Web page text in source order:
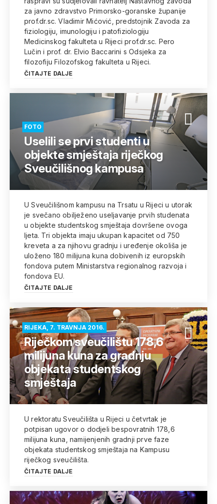
za javno zdravstvo Primorsko-goranske županije
prof.dr.sc. Vladimir Mićović, predstojnik Zavoda za
fiziologiju, imunologiju i patofiziologiju
Medicinskog fakulteta u Rijeci prof.dr.sc. Pero
Lučin i prof. dr. Elvio Baccarini s Odsjeka za
filozofiju Filozofskog fakulteta u Rijeci.
ČITAJTE DALJE
FOTO
Uselili se prvi studenti u
objekte smještaja riječkog
Sveučilišnog kampusa
U Sveučilišnom kampusu na Trsatu u Rijeci u utorak
je svečano obilježeno useljavanje prvih studenata
u objekte studentskog smještaja dovršene ovoga
ljeta. Tri objekta imaju ukupan kapacitet od 750
kreveta a za njihovu gradnju i uređenje okoliša je
uloženo 180 milijuna kuna dobivenih iz europskih
fondova putem Ministarstva regionalnog razvoja i
fondova EU.
ČITAJTE DALJE
RIJEKA, 7. TRAVNJA 2016.
Riječkom sveučilištu 178,6
milijuna kuna za gradnju
objekata studentskog
smještaja
U rektoratu Sveučilišta u Rijeci u četvrtak je
potpisan ugovor o dodjeli bespovratnih 178,6
milijuna kuna, namijenjenih gradnji prve faze
objekata studentskog smještaja na Kampusu
riječkog sveučilišta.
ČITAJTE DALJE